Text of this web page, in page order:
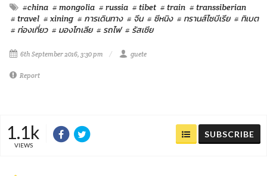
#china # mongolia # russia # tibet # train # transsiberian
# travel # xining # การเดินทาง # จีน # ซีหนิง # ทรานส์ไซบีเรีย # ทิเบต
# ท่องเที่ยว # มองโกเลีย # รถไฟ # รัสเซีย
6th September 2016, 3:30 pm guete
Report
1.1k
VIEWS
SUBSCRIBE